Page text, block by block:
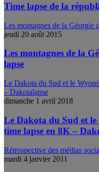
Time lapse de la
Les montagnes de la Géorgie
jeudi 20 août 2015
Les montagnes de la
lapse
Le Dakota du Sud et le
– Dakotalapse
dimanche 1 avril 2018
Le Dakota du Sud et
time lapse en 8K –
Rétrospective des médias
mardi 4 janvier 2011